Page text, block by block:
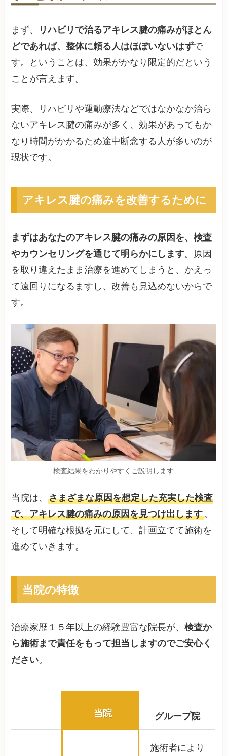
まず、
リハビリで治るアキレス腱の痛みがほとん
どであれば、整体に頼る人はほぼいないはずで
す。ということは、効果がかなり限定的だという
ことが言えます。
実際、リハビリや運動療法などではなかなか治ら
ないアキレス腱の痛みが多く、効果があってもか
なり時間がかかるため途中断念する人が多いのが
現状です。
アキレス腱の痛みを改善するために
まずはあなたのアキレス腱の痛みの原因を、検査
やカウンセリングを通じて明らかにします。原因
を取り違えたまま治療を進めてしまうと、かえっ
て遠回りになるますし、改善も見込めないからで
す。
検査結果をわかりやすくご説明します
当院は、さまざまな原因を想定した充実した検査
で、アキレス腱の痛みの原因を見つけ出します。
そして明確な根拠を元にして、計画立てて施術を
進めていきます。
当院の特徴
治療家歴１５年以上の経験豊富な院長が、検査か
ら施術まで責任をもって担当しますのでご安心く
ださい。
当院 グループ院
施術者により